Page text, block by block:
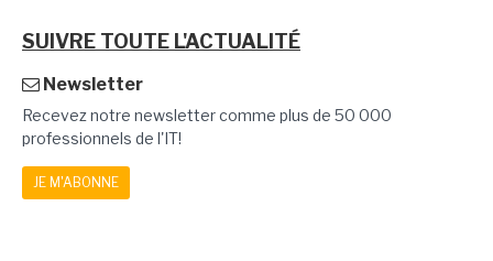
SUIVRE TOUTE L'ACTUALITÉ
Newsletter
Recevez notre newsletter comme plus de 50 000
professionnels de l'IT!
JE M'ABONNE